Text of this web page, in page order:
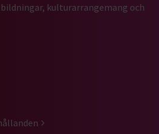
kulturarrangemang och